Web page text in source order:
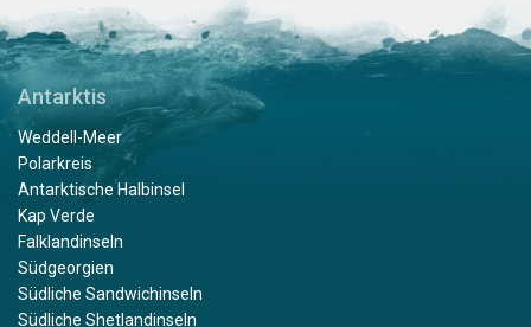
Antarktis
Weddell-Meer
Polarkreis
Antarktische Halbinsel
Kap Verde
Falklandinseln
Südgeorgien
Südliche Sandwichinseln
Südliche Shetlandinseln